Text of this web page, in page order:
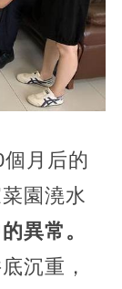
月后的
園澆水
異常。
沉重，